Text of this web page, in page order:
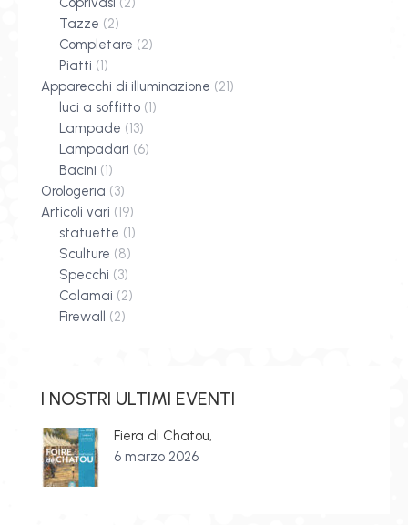
Tazze (2)
Completare (2)
Piatti (1)
Apparecchi di illuminazione (21)
luci a soffitto (1)
Lampade (13)
Lampadari (6)
Bacini (1)
Orologeria (3)
Articoli vari (19)
statuette (1)
Sculture (8)
Specchi (3)
Calamai (2)
Firewall (2)
I NOSTRI ULTIMI EVENTI
Fiera di Chatou,
6 marzo 2026